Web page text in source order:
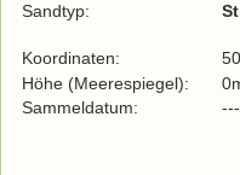
Sandtyp:
Koordinaten:
Höhe (Meerespiegel):
Sammeldatum:
---